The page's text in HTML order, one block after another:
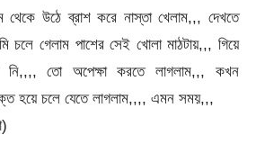
থেকে উঠে ব্রাশ করে নাস্তা খেলাম,,, দেখতে
গেলাম পাশের সেই খোলা মাঠটায়,,, গিয়ে
নি,,,, তো অপেক্ষা করতে লাগলাম,,, কখন
হয়ে চলে যেতে লাগলাম,,,, এমন সময়,,,